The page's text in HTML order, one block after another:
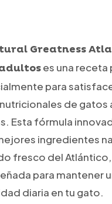
Greatness
es una receta
para
de gatos
Esta fórmula
ingredientes
fresco del
para mantener
diaria en tu gato.